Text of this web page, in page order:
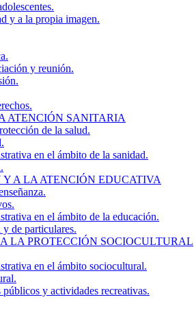
y a la propia imagen.
y reunión.
ATENCIÓN SANITARIA
de la salud.
en el ámbito de la sanidad.
A LA ATENCIÓN EDUCATIVA
en el ámbito de la educación.
de particulares.
LA PROTECCIÓN SOCIOCULTURAL
en el ámbito sociocultural.
y actividades recreativas.